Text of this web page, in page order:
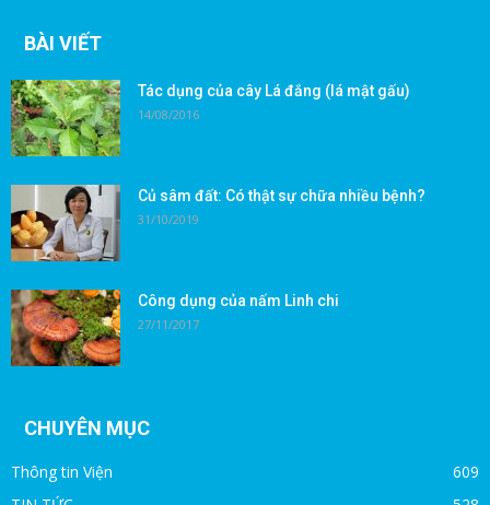
BÀI VIẾT
Tác dụng của cây Lá đắng (lá mật gấu)
14/08/2016
Củ sâm đất: Có thật sự chữa nhiều bệnh?
31/10/2019
Công dụng của nấm Linh chi
27/11/2017
CHUYÊN MỤC
Thông tin Viện
609